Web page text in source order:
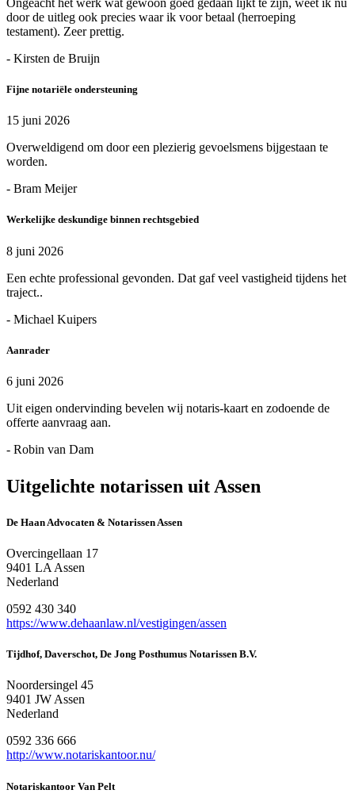
door de uitleg ook precies waar ik voor betaal (herroeping
testament). Zeer prettig.
- Kirsten de Bruijn
Fijne notariële ondersteuning
15 juni 2026
Overweldigend om door een plezierig gevoelsmens bijgestaan te
worden.
- Bram Meijer
Werkelijke deskundige binnen rechtsgebied
8 juni 2026
Een echte professional gevonden. Dat gaf veel vastigheid tijdens het
traject..
- Michael Kuipers
Aanrader
6 juni 2026
Uit eigen ondervinding bevelen wij notaris-kaart en zodoende de
offerte aanvraag aan.
- Robin van Dam
Uitgelichte notarissen uit Assen
De Haan Advocaten & Notarissen Assen
Overcingellaan 17
9401 LA Assen
Nederland
0592 430 340
https://www.dehaanlaw.nl/vestigingen/assen
Tijdhof, Daverschot, De Jong Posthumus Notarissen B.V.
Noordersingel 45
9401 JW Assen
Nederland
0592 336 666
http://www.notariskantoor.nu/
Notariskantoor Van Pelt